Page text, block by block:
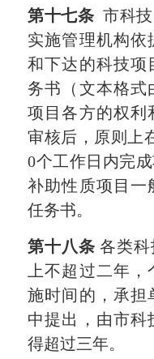
第十七条 市科
实施管理机构依
和下达的科技项
务书（文本格式
项目各方的权利
审核后，原则上
0个工作日内完
补助性质项目一
任务书。
第十八条各类科
上不超过二年
施时间的，承担
中提出，由市科
得超过三年。